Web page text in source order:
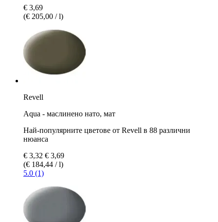
€ 3,69
(€ 205,00 / l)
Revell
Aqua - маслинено нато, мат
Най-популярните цветове от Revell в 88 различни
нюанса
€ 3,32 € 3,69
(€ 184,44 / l)
5.0 (1)